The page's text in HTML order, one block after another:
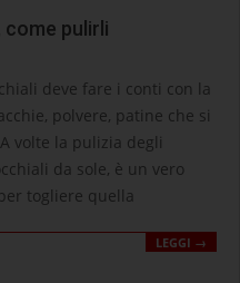
come pulirli
deve fare i conti con la
polvere, patine che si
volte la pulizia degli
da sole, è un vero
togliere quella
LEGGI →